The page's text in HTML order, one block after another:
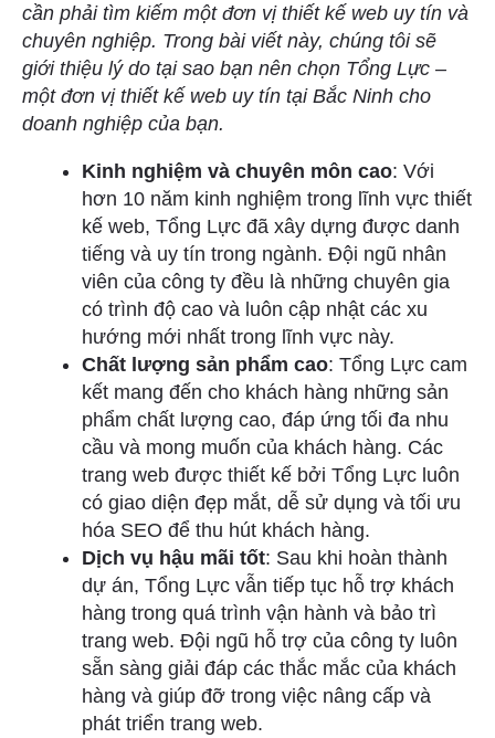
cần phải tìm kiếm một đơn vị thiết kế web uy tín và
chuyên nghiệp. Trong bài viết này, chúng tôi sẽ
giới thiệu lý do tại sao bạn nên chọn Tổng Lực –
một đơn vị thiết kế web uy tín tại Bắc Ninh cho
doanh nghiệp của bạn.
Kinh nghiệm và chuyên môn cao: Với
hơn 10 năm kinh nghiệm trong lĩnh vực thiết
kế web, Tổng Lực đã xây dựng được danh
tiếng và uy tín trong ngành. Đội ngũ nhân
viên của công ty đều là những chuyên gia
có trình độ cao và luôn cập nhật các xu
hướng mới nhất trong lĩnh vực này.
Chất lượng sản phẩm cao: Tổng Lực cam
kết mang đến cho khách hàng những sản
phẩm chất lượng cao, đáp ứng tối đa nhu
cầu và mong muốn của khách hàng. Các
trang web được thiết kế bởi Tổng Lực luôn
có giao diện đẹp mắt, dễ sử dụng và tối ưu
hóa SEO để thu hút khách hàng.
Dịch vụ hậu mãi tốt: Sau khi hoàn thành
dự án, Tổng Lực vẫn tiếp tục hỗ trợ khách
hàng trong quá trình vận hành và bảo trì
trang web. Đội ngũ hỗ trợ của công ty luôn
sẵn sàng giải đáp các thắc mắc của khách
hàng và giúp đỡ trong việc nâng cấp và
phát triển trang web.